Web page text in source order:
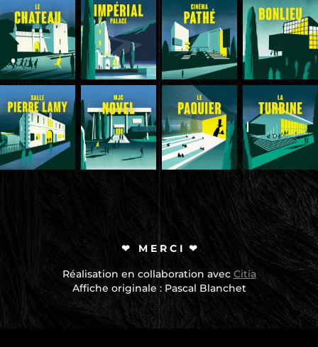
❤ M E R C I ❤
Réalisation en collaboration avecCitia
Affiche originale :Pascal Blanchet